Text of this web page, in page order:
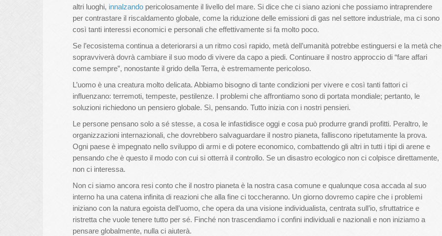
altri luoghi, innalzando pericolosamente il livello del mare. Si dice che ci siano azioni che possiamo intraprendere
per contrastare il riscaldamento globale, come la riduzione delle emissioni di gas nel settore industriale, ma ci sono
così tanti interessi economici e personali che effettivamente si fa molto poco.
Se l’ecosistema continua a deteriorarsi a un ritmo così rapido, metà dell’umanità potrebbe estinguersi e la metà che
sopravviverà dovrà cambiare il suo modo di vivere da capo a piedi. Continuare il nostro approccio di “fare affari
come sempre”, nonostante il grido della Terra, è estremamente pericoloso.
L’uomo è una creatura molto delicata. Abbiamo bisogno di tante condizioni per vivere e così tanti fattori ci
influenzano: terremoti, tempeste, pestilenze. I problemi che affrontiamo sono di portata mondiale; pertanto, le
soluzioni richiedono un pensiero globale. Sì, pensando. Tutto inizia con i nostri pensieri.
Le persone pensano solo a sé stesse, a cosa le infastidisce oggi e cosa può produrre grandi profitti. Peraltro, le
organizzazioni internazionali, che dovrebbero salvaguardare il nostro pianeta, falliscono ripetutamente la prova.
Ogni paese è impegnato nello sviluppo di armi e di potere economico, combattendo gli altri in tutti i tipi di arene e
pensando che è questo il modo con cui si otterrà il controllo. Se un disastro ecologico non ci colpisce direttamente,
non ci interessa.
Non ci siamo ancora resi conto che il nostro pianeta è la nostra casa comune e qualunque cosa accada al suo
interno ha una catena infinita di reazioni che alla fine ci toccheranno. Un giorno dovremo capire che i problemi
iniziano con la natura egoista dell’uomo, che opera da una visione individualista, centrata sull’io, sfruttatrice e
ristretta che vuole tenere tutto per sé. Finché non trascendiamo i confini individuali e nazionali e non iniziamo a
pensare globalmente, nulla ci aiuterà.